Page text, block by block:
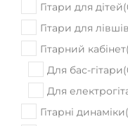
Гітари для дітей(
Гітари для лівшів
Гітарний кабінет(
Для бас-гітари(
Для
Гітарні динаміки(